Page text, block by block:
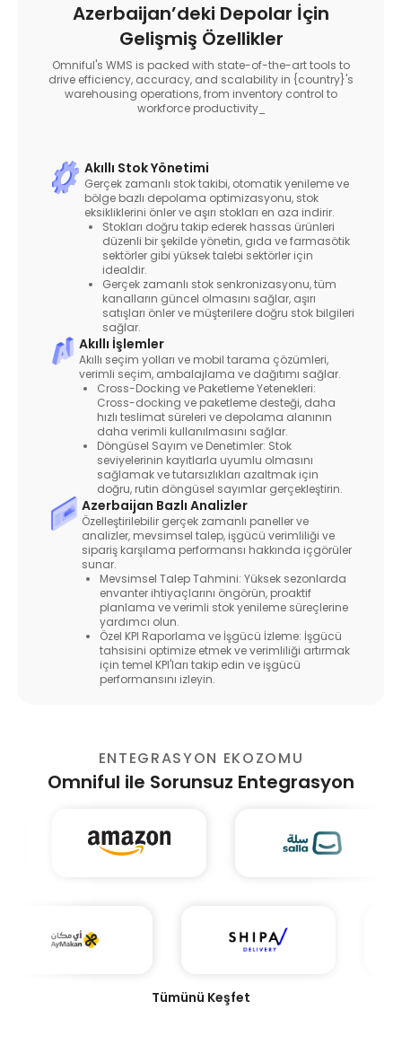
Azerbaijan’deki Depolar İçin
Gelişmiş Özellikler
Omniful's WMS is packed with state-of-the-art tools to
drive efficiency, accuracy, and scalability in {country}'s
warehousing operations, from inventory control to
workforce productivity_
Akıllı Stok Yönetimi
Gerçek zamanlı stok takibi, otomatik yenileme ve
bölge bazlı depolama optimizasyonu, stok
eksikliklerini önler ve aşırı stokları en aza indirir.
Stokları doğru takip ederek hassas ürünleri
düzenli bir şekilde yönetin, gıda ve farmasötik
sektörler gibi yüksek talebi sektörler için
idealdir.
Gerçek zamanlı stok senkronizasyonu, tüm
kanalların güncel olmasını sağlar, aşırı
satışları önler ve müşterilere doğru stok bilgileri
sağlar.
Akıllı İşlemler
Akıllı seçim yolları ve mobil tarama çözümleri,
verimli seçim, ambalajlama ve dağıtımı sağlar.
Cross-Docking ve Paketleme Yetenekleri:
Cross-docking ve paketleme desteği, daha
hızlı teslimat süreleri ve depolama alanının
daha verimli kullanılmasını sağlar.
Döngüsel Sayım ve Denetimler: Stok
seviyelerinin kayıtlarla uyumlu olmasını
sağlamak ve tutarsızlıkları azaltmak için
doğru, rutin döngüsel sayımlar gerçekleştirin.
Azerbaijan Bazlı Analizler
Özelleştirilebilir gerçek zamanlı paneller ve
analizler, mevsimsel talep, işgücü verimliliği ve
sipariş karşılama performansı hakkında içgörüler
sunar.
Mevsimsel Talep Tahmini: Yüksek sezonlarda
envanter ihtiyaçlarını öngörün, proaktif
planlama ve verimli stok yenileme süreçlerine
yardımcı olun.
Özel KPI Raporlama ve İşgücü İzleme: İşgücü
tahsisini optimize etmek ve verimliliği artırmak
için temel KPI'ları takip edin ve işgücü
performansını izleyin.
ENTEGRASYON EKOZOMU
Omniful ile Sorunsuz Entegrasyon
Tümünü Keşfet